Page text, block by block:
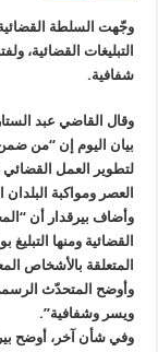
وجّهت السلطة القضائية
التبليغات القضائية،
شفافية.
وقال القاضي عبد
بيان اليوم إن “من
لتطوير العمل القضائي
العصر ومواكبة البلدان
وأضاف بيرقدار أن
القضائية ومنها
المتعلقة بالأشخاص
وأوضح المتحدّث
ويسر وشفافية”.
وفي شأن آخر، أوضح